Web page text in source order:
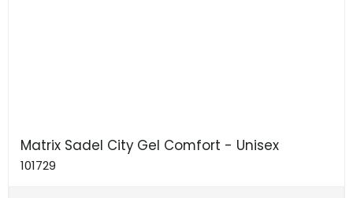
Matrix Sadel City Gel Comfort - Unisex
101729